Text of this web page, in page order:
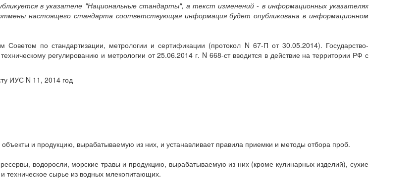
в указателе "Национальные стандарты", а текст изменений - в информационных указателях
настоящего стандарта соответствующая информация будет опубликована в информационном
по стандартизации, метрологии и сертификации (протокол N 67-П от 30.05.2014). Государство-
регулированию и метрологии от 25.06.2014 г. N 668-ст вводится в действие на территории РФ с
ИУС N 11, 2014 год
и продукцию, вырабатываемую из них, и устанавливает правила приемки и методы отбора проб.
водоросли, морские травы и продукцию, вырабатываемую из них (кроме кулинарных изделий), сухие
техническое сырье из водных млекопитающих.